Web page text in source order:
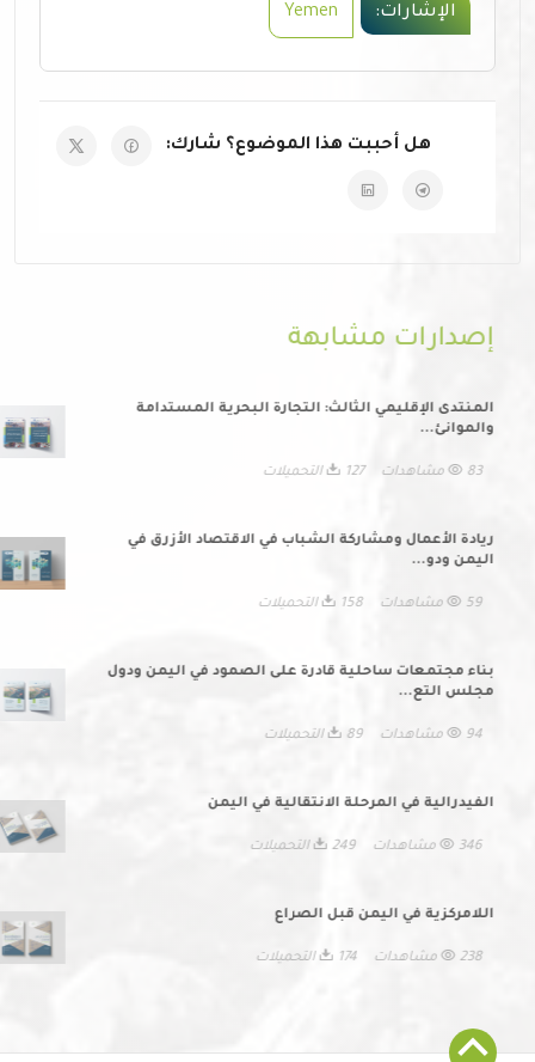
الإشارات: Yemen
هل أحببت هذا الموضوع؟ شارك:
إصدارات مشابهة
المنتدى الإقليمي الثالث: التجارة البحرية المستدامة
والموانئ...
127 التحميلات
ريادة الأعمال ومشاركة الشباب في الاقتصاد الأزرق في
اليمن ودو...
158 التحميلات
بناء مجتمعات ساحلية قادرة على الصمود في اليمن ودول
مجلس التع...
89 التحميلات
الفيدرالية في المرحلة الانتقالية في اليمن
346 مشاهدات 249 التحميلات
اللامركزية في اليمن قبل الصراع
238 مشاهدات 174 التحميلات